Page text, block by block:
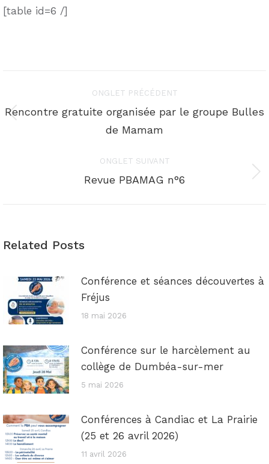
[table id=6 /]
de
ONGLET PRÉCÉDENT
Onglet
précédent
Rencontre gratuite organisée par le groupe Bulles
de Mamam
ONGLET SUIVANT
Onglet
Revue PBAMAG n°6
Related Posts
Conférence et séances découvertes à
Fréjus
18 mai 2026
Conférence sur le harcèlement au
collège de Dumbéa-sur-mer
5 mai 2026
Conférences à Candiac et La Prairie
(25 et 26 avril 2026)
11 avril 2026